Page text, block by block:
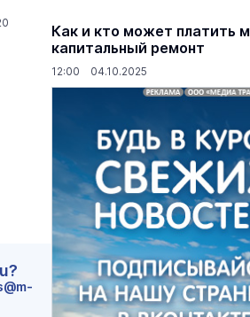
Как и кто может платить
капитальный ремонт
12:00 04.10.2025